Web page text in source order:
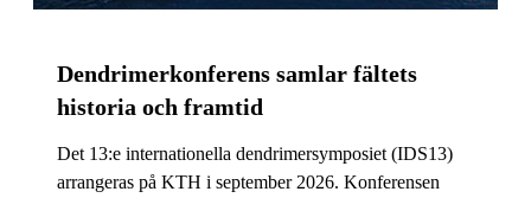
Dendrimerkonferens samlar fältets
historia och framtid
Det 13:e internationella dendrimersymposiet (IDS13)
arrangeras på KTH i september 2026. Konferensen